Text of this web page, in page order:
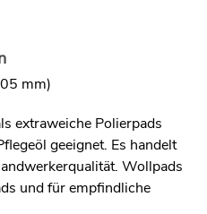
mm)
extraweiche Polierpads
geeignet. Es handelt
Wollpads
und für empfindliche